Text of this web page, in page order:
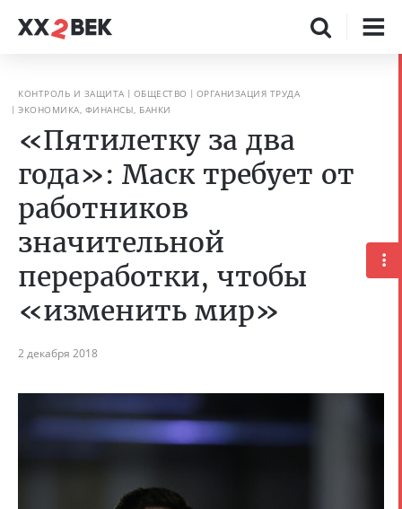
КОНТРОЛЬ И ЗАЩИТА ОБЩЕСТВО
ОРГАНИЗАЦИЯ ТРУДА
ЭКОНОМИКА, ФИНАНСЫ, БАНКИ
«Пятилетку за два
года»: Маск требует от
работников
значительной
переработки, чтобы
«изменить мир»
2 декабря 2018